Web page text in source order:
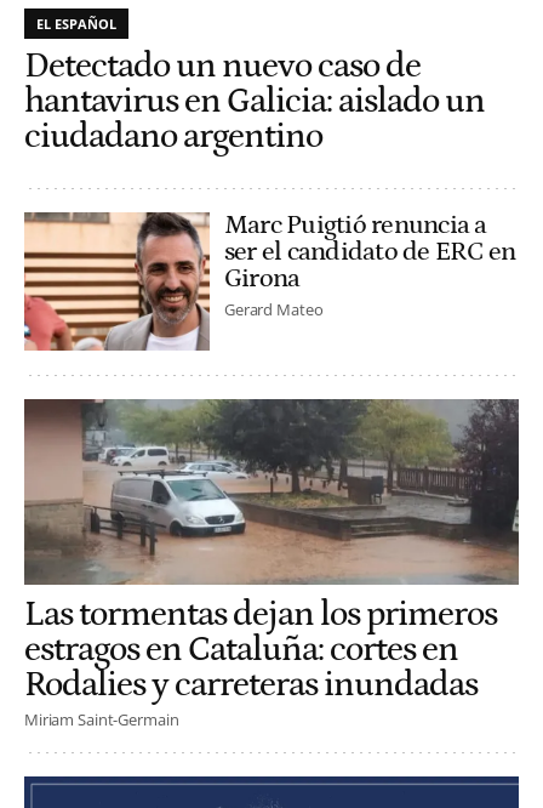
EL ESPAÑOL
Detectado un nuevo caso de
hantavirus en Galicia: aislado un
ciudadano argentino
Marc Puigtió renuncia a
ser el candidato de ERC en
Girona
Gerard Mateo
Las tormentas dejan los primeros
estragos en Cataluña: cortes en
Rodalies y carreteras inundadas
Miriam Saint-Germain